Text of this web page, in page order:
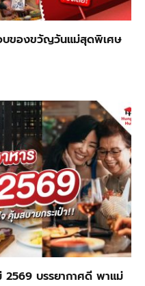
บของขวัญวันแม่สุดพิเศษ
2569 บรรยากาศดี พาแม่